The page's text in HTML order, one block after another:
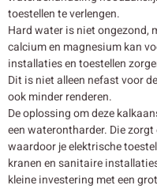
toestellen te verlengen.
Hard water is niet ongezond,
calcium en magnesium kan
installaties en toestellen
Dit is niet alleen nefast voor
ook minder renderen.
De oplossing om deze
een waterontharder. Die
waardoor je elektrische
kranen en sanitaire
kleine investering met een